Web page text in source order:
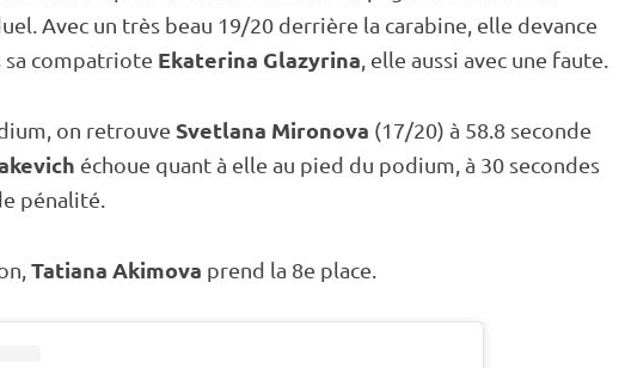
. Avec un très beau 19/20 derrière la carabine , elle devance
sa compatriote Ekaterina Glazyrina , elle aussi avec une faute.
on retrouve Svetlana Mironova (17/20) à 58.8 seconde
échoue quant à elle au pied du podium, à 30 secondes
pénalité
Tatiana Akimova prend la 8e place.